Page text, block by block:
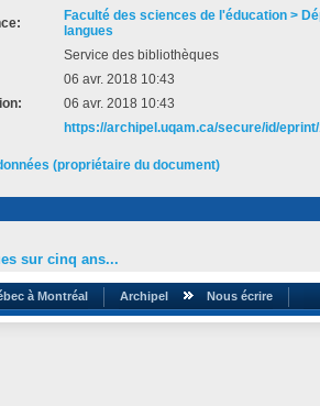
Faculté des sciences de l'éducation >
langues
Service des bibliothèques
06 avr. 2018 10:43
06 avr. 2018 10:43
https://archipel.uqam.ca/secure/id/eprint/
(propriétaire du document)
sur cinq ans...
à Montréal Archipel Nous écrire